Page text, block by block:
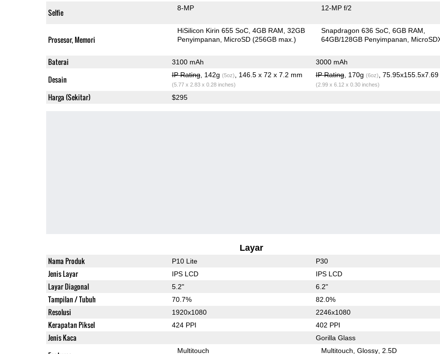
Selfie 8-MP 12-MP f/2
Prosesor, Memori
HiSilicon Kirin 655 SoC 4GB RAM 32GB
Penyimpanan
MicroSD (256GB max.)
Snapdragon 636 SoC 6GB RAM
64GB/128GB Penyimpanan
Baterai 3100 mAh 3000 mAh
Desain IP Rating, 142g (5oz) , 146.5 x 72 x 7.2 mm
(5.77 x 2.83 x 0.28 inches)
IP Rating, 170g (6oz) ,
(2.99 x 6.12 x 0.30 inches)
Harga (Sekitar) $295
Layar
Nama Produk P10 Lite P30
Jenis Layar IPS LCD IPS LCD
Layar Diagonal 5.2" 6.2"
Tampilan / Tubuh 70.7% 82.0%
Resolusi 1920x1080 2246x1080
Kerapatan Piksel 424 PPI 402 PPI
Jenis Kaca Gorilla Glass
Multitouch Multitouch Glossy 2.5D